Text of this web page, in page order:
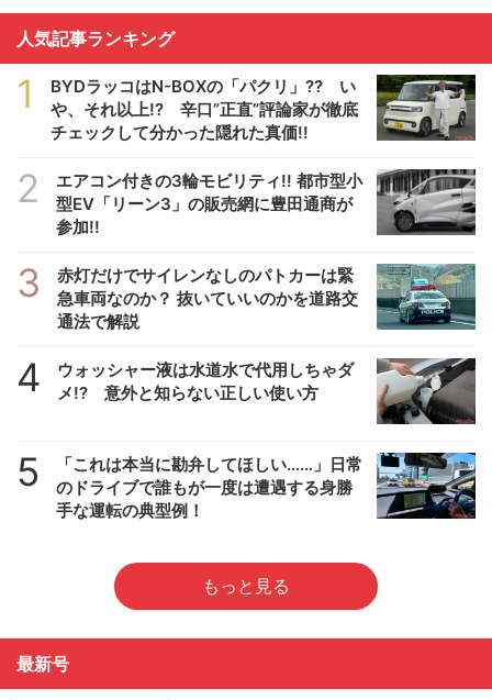
人気記事ランキング
1
BYDラッコはN-BOXの「パクリ」?? い
や、それ以上!? 辛口”正直”評論家が徹底
チェックして分かった隠れた真価!!
2
エアコン付きの3輪モビリティ!! 都市型小
型EV「リーン3」の販売網に豊田通商が
参加!!
3
赤灯だけでサイレンなしのパトカーは緊
急車両なのか？ 抜いていいのかを道路交
通法で解説
4
ウォッシャー液は水道水で代用しちゃダ
メ!? 意外と知らない正しい使い方
5
「これは本当に勘弁してほしい……」日常
のドライブで誰もが一度は遭遇する身勝
手な運転の典型例！
もっと見る
最新号